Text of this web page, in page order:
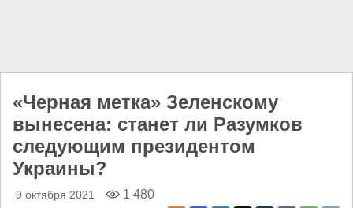
«Черная метка» Зеленскому
вынесена: станет ли Разумков
следующим президентом
Украины?
9 октября 2021 1 480